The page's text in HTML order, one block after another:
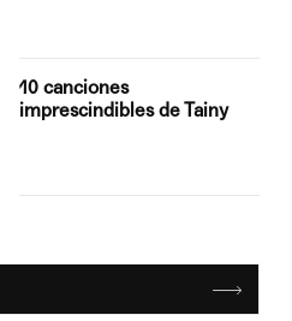
10 canciones
imprescindibles de Tainy